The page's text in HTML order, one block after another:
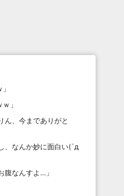
」
ｗ 」
ん、今までありがと
、なんか妙に面白い(´д
腹なんすよ… 」